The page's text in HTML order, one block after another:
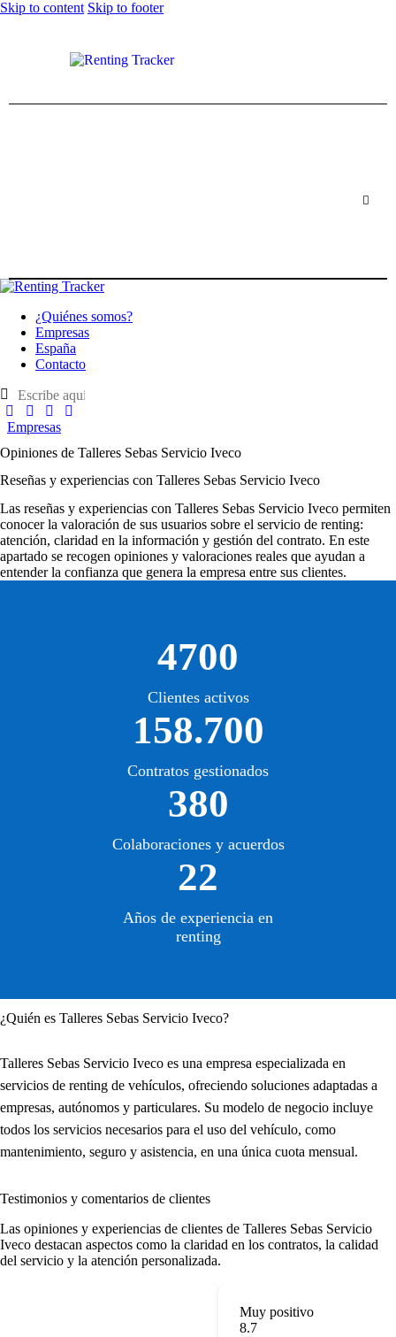
Skip to content Skip to footer
¿Quiénes somos?
Empresas
España
Contacto
Empresas
Opiniones de Talleres Sebas Servicio Iveco
Reseñas y experiencias con Talleres Sebas Servicio Iveco
Las reseñas y experiencias con Talleres Sebas Servicio Iveco permiten
conocer la valoración de sus usuarios sobre el servicio de renting:
atención, claridad en la información y gestión del contrato. En este
apartado se recogen opiniones y valoraciones reales que ayudan a
entender la confianza que genera la empresa entre sus clientes.
4700
Clientes activos
158.700
Contratos gestionados
380
Colaboraciones y acuerdos
22
Años de experiencia en
renting
¿Quién es Talleres Sebas Servicio Iveco?
Talleres Sebas Servicio Iveco es una empresa especializada en
servicios de renting de vehículos, ofreciendo soluciones adaptadas a
empresas, autónomos y particulares. Su modelo de negocio incluye
todos los servicios necesarios para el uso del vehículo, como
mantenimiento, seguro y asistencia, en una única cuota mensual.
Testimonios y comentarios de clientes
Las opiniones y experiencias de clientes de Talleres Sebas Servicio
Iveco destacan aspectos como la claridad en los contratos, la calidad
del servicio y la atención personalizada.
Muy positivo
8.7